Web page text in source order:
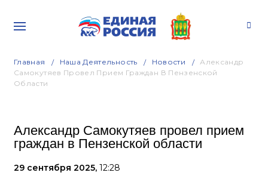
Главная Наша Деятельность Новости
Александр
Самокутяев Провел Прием Граждан В Пензенской
Области
Александр Самокутяев провел прием
граждан в Пензенской области
29 сентября 2025, 12:28